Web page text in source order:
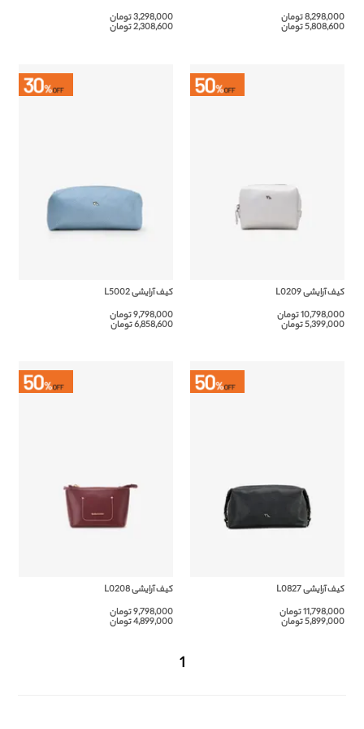
3,298,000 تومان
2,308,600 تومان
8,298,000 تومان
5,808,600 تومان
کیف آرایشی L5002
9,798,000 تومان
6,858,600 تومان
کیف آرایشی L0209
10,798,000 تومان
5,399,000 تومان
کیف آرایشی L0208
9,798,000 تومان
4,899,000 تومان
کیف آرایشی L0827
11,798,000 تومان
5,899,000 تومان
1